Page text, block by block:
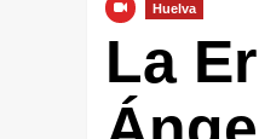
Huelva
La